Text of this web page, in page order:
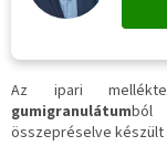
Az ipari
gumigranulátumból
összepréselve készült